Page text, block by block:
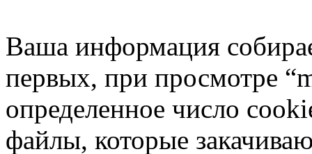
Ваша информация
первых, при просмотре
определенное число
файлы, которые